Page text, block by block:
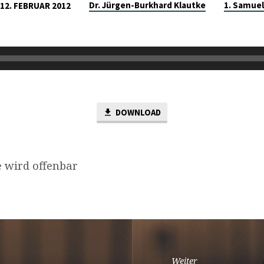
12. FEBRUAR 2012 Dr. Jürgen-Burkhard Klautke 1. Samuel
DOWNLOAD
wird offenbar
Weiter